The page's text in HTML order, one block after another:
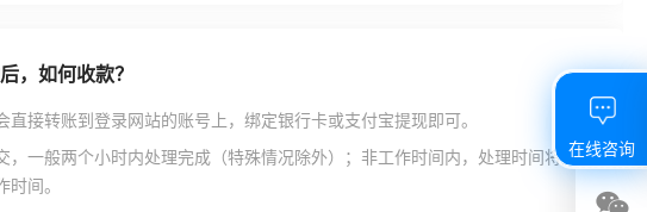
，如何收款？
直接转账到登录网站的账号上，绑定银行卡或支付宝提现即可。
，一般两个小时内处理完成（特殊情况除外）；非工作时间内，处理时间将延
间。
在线咨询